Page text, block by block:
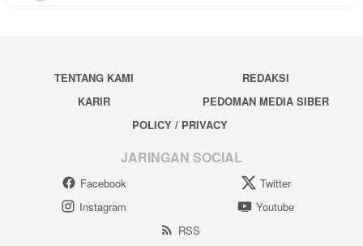
TENTANG KAMI
REDAKSI
KARIR
PEDOMAN MEDIA SIBER
POLICY / PRIVACY
JARINGAN SOCIAL
Facebook
Twitter
Instagram
Youtube
RSS